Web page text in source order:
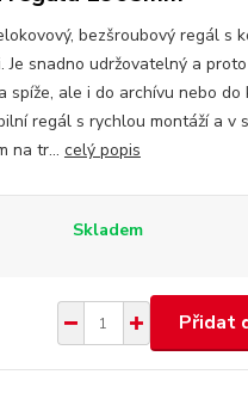
bezšroubový regál s
Je snadno udržovatelný a
spíže, ale i do archívu nebo do
regál s rychlou montáží a v
na tr... celý popis
Skladem
Přidat